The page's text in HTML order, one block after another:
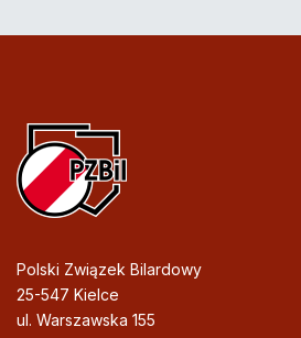
Polski Związek Bilardowy
25-547 Kielce
ul. Warszawska 155